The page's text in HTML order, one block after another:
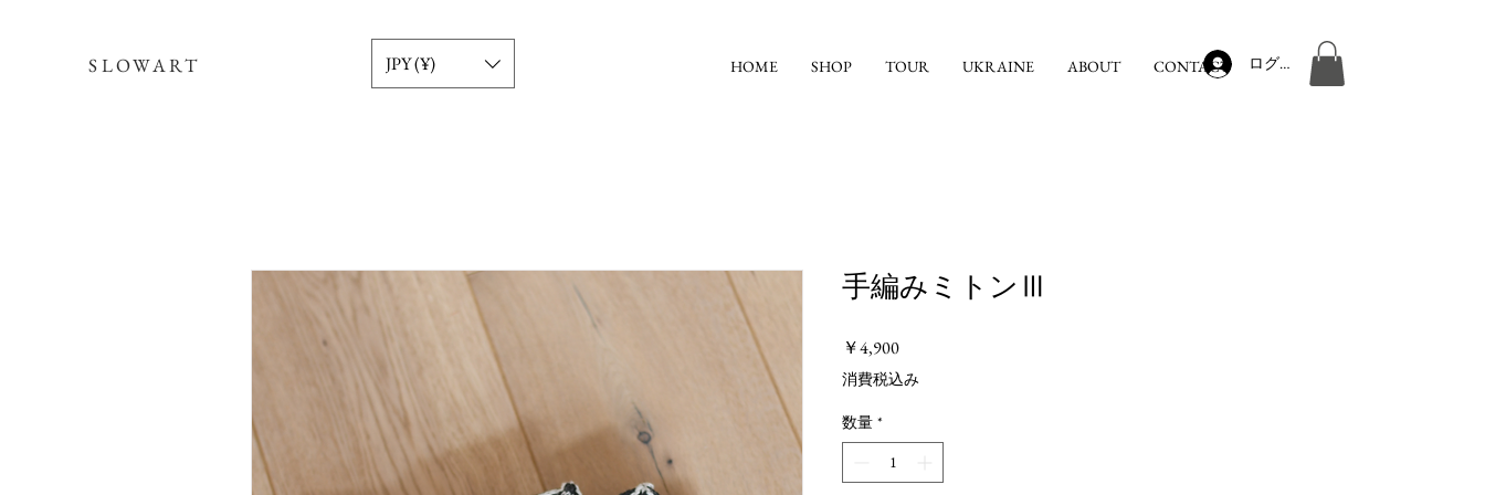
HOME SHOP TOUR UKRAINE ABOUT CONTACT
SLOWART JPY (¥) ログイン
手編みミトンⅢ
￥4,900価
格
消費税込み
数量 *